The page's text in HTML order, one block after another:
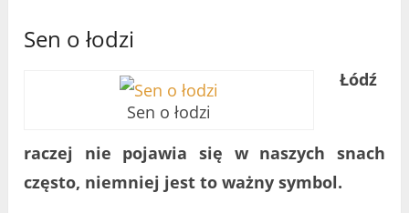
Sen o łodzi
Sen o łodzi
Łódź
raczej nie pojawia się w naszych snach
często, niemniej jest to ważny symbol.